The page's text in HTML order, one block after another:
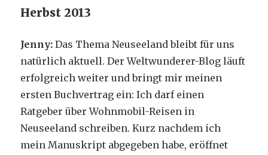
Herbst 2013
Jenny: Das Thema Neuseeland bleibt für uns
natürlich aktuell. Der Weltwunderer-Blog läuft
erfolgreich weiter und bringt mir meinen
ersten Buchvertrag ein: Ich darf einen
Ratgeber über Wohnmobil-Reisen in
Neuseeland schreiben. Kurz nachdem ich
mein Manuskript abgegeben habe, eröffnet